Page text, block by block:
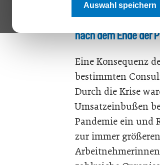
Auswahl speichern
Welche Themen
nach dem Ende der
Eine Konsequenz
bestimmten
Durch die Krise
Umsatzeinbußen
Pandemie ein und
zur immer